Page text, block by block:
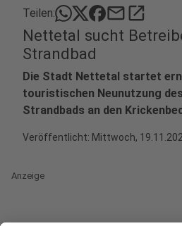
Teilen: mailopen_in_new
Nettetal sucht
Strandbad
Die Stadt Nettetal startet
touristischen Neunutzung
Strandbads an den
Veröffentlicht: Mittwoch,
Anzeige